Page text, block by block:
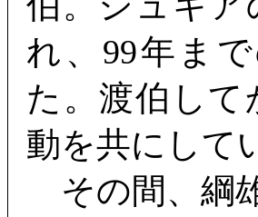
れ、99年ま
た。渡伯し
動を共にして
その間、綱